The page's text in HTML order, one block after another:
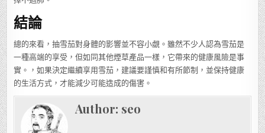
結論
總的來看，抽雪茄對身體的影響並不容小覷。雖然不少人認為雪茄是
一種高端的享受，但如同其他煙草產品一樣，它帶來的健康風險是事
實。，如果決定繼續享用雪茄，建議要謹慎和有所節制，並保持健康
的生活方式，才能減少可能造成的傷害。
Author: seo